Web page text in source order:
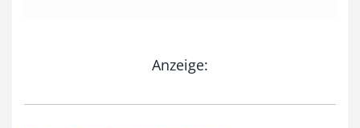
p
Anzeige: